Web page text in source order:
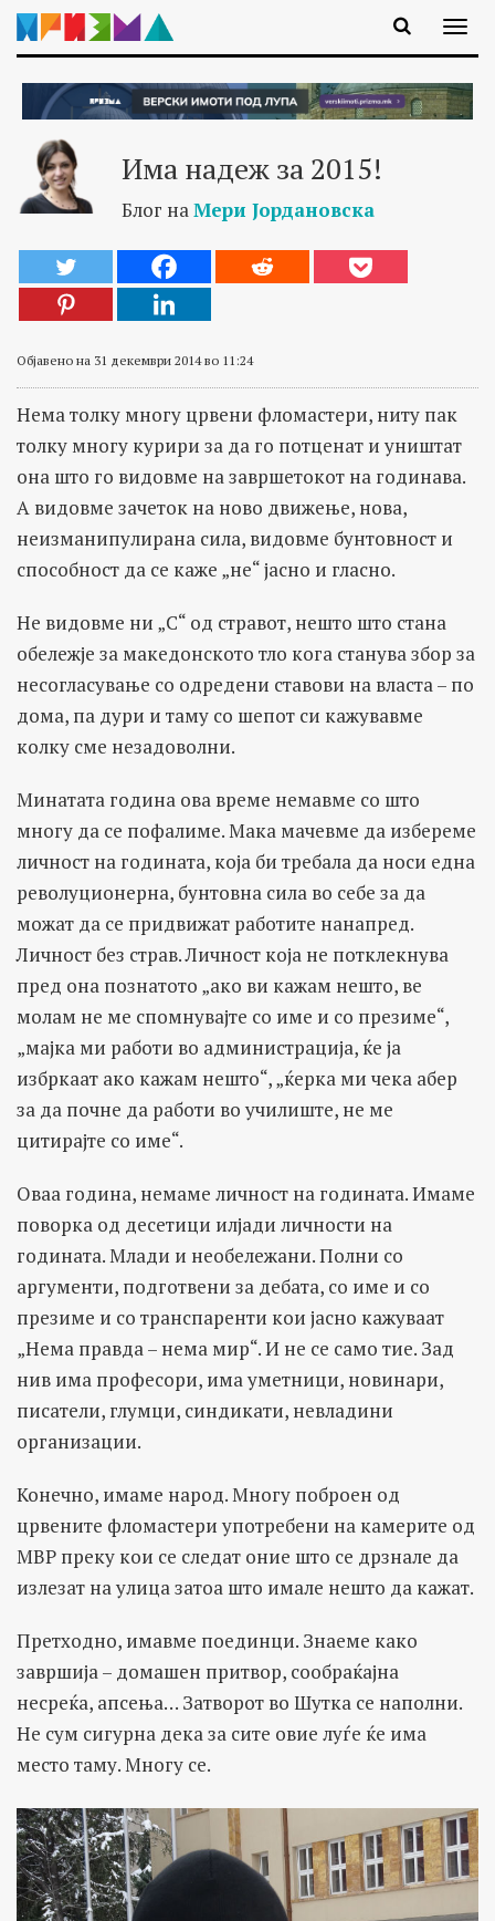
Има надеж за 2015!
Блог наМери Јордановска
Објавено на 31 декември 2014 во 11:24
Нема толку многу црвени фломастери, ниту пак
толку многу курири за да го потценат и уништат
она што го видовме на завршетокот на годинава.
А видовме зачеток на ново движење, нова,
неизманипулирана сила, видовме бунтовност и
способност да се каже „не“ јасно и гласно.
Не видовме ни „С“ од стравот, нешто што стана
обележје за македонското тло кога станува збор за
несогласување со одредени ставови на власта – по
дома, па дури и таму со шепот си кажувавме
колку сме незадоволни.
Минатата година ова време немавме со што
многу да се пофалиме. Мака мачевме да избереме
личност на годината, која би требала да носи една
револуционерна, бунтовна сила во себе за да
можат да се придвижат работите нанапред.
Личност без страв. Личност која не потклекнува
пред она познатото „ако ви кажам нешто, ве
молам не ме спомнувајте со име и со презиме“,
„мајка ми работи во администрација, ќе ја
избркаат ако кажам нешто“, „ќерка ми чека абер
за да почне да работи во училиште, не ме
цитирајте со име“.
Оваа година, немаме личност на годината. Имаме
поворка од десетици илјади личности на
годината. Млади и необележани. Полни со
аргументи, подготвени за дебата, со име и со
презиме и со транспаренти кои јасно кажуваат
„Нема правда – нема мир“. И не се само тие. Зад
нив има професори, има уметници, новинари,
писатели, глумци, синдикати, невладини
организации.
Конечно, имаме народ. Многу поброен од
црвените фломастери употребени на камерите од
МВР преку кои се следат оние што се дрзнале да
излезат на улица затоа што имале нешто да кажат.
Претходно, имавме поединци. Знаеме како
завршија – домашен притвор, сообраќајна
несреќа, апсења… Затворот во Шутка се наполни.
Не сум сигурна дека за сите овие луѓе ќе има
место таму. Многу се.